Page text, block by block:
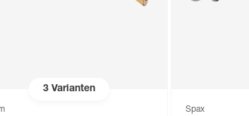
3Varianten
Spax